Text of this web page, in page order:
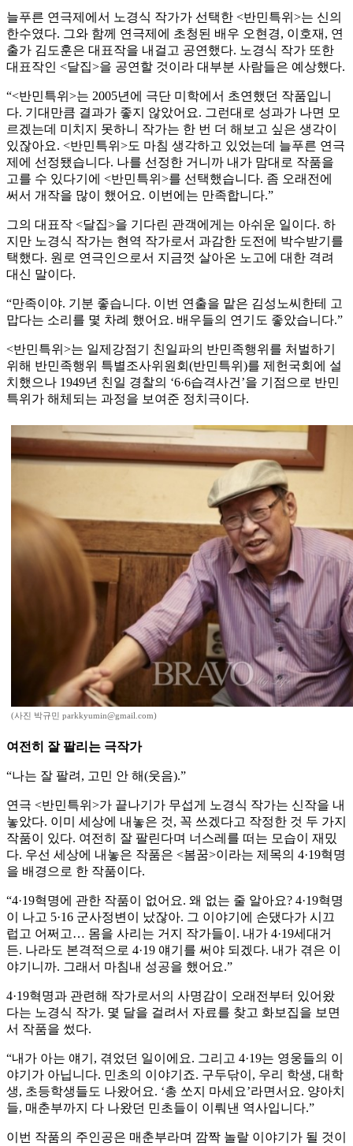
늘푸른 연극제에서 노경식 작가가 선택한 <반민특위>는 신의
한수였다. 그와 함께 연극제에 초청된 배우 오현경, 이호재, 연
출가 김도훈은 대표작을 내걸고 공연했다. 노경식 작가 또한
대표작인 <달집>을 공연할 것이라 대부분 사람들은 예상했다.
“<반민특위>는 2005년에 극단 미학에서 초연했던 작품입니
다. 기대만큼 결과가 좋지 않았어요. 그런대로 성과가 나면 모
르겠는데 미치지 못하니 작가는 한 번 더 해보고 싶은 생각이
있잖아요. <반민특위>도 마침 생각하고 있었는데 늘푸른 연극
제에 선정됐습니다. 나를 선정한 거니까 내가 맘대로 작품을
고를 수 있다기에 <반민특위>를 선택했습니다. 좀 오래전에
써서 개작을 많이 했어요. 이번에는 만족합니다.”
그의 대표작 <달집>을 기다린 관객에게는 아쉬운 일이다. 하
지만 노경식 작가는 현역 작가로서 과감한 도전에 박수받기를
택했다. 원로 연극인으로서 지금껏 살아온 노고에 대한 격려
대신 말이다.
“만족이야. 기분 좋습니다. 이번 연출을 맡은 김성노씨한테 고
맙다는 소리를 몇 차례 했어요. 배우들의 연기도 좋았습니다.”
<반민특위>는 일제강점기 친일파의 반민족행위를 처벌하기
위해 반민족행위 특별조사위원회(반민특위)를 제헌국회에 설
치했으나 1949년 친일 경찰의 ‘6·6습격사건’을 기점으로 반민
특위가 해체되는 과정을 보여준 정치극이다.
(사진 박규민 parkkyumin@gmail.com)
여전히 잘 팔리는 극작가
“나는 잘 팔려, 고민 안 해(웃음).”
연극 <반민특위>가 끝나기가 무섭게 노경식 작가는 신작을 내
놓았다. 이미 세상에 내놓은 것, 꼭 쓰겠다고 작정한 것 두 가지
작품이 있다. 여전히 잘 팔린다며 너스레를 떠는 모습이 재밌
다. 우선 세상에 내놓은 작품은 <봄꿈>이라는 제목의 4·19혁명
을 배경으로 한 작품이다.
“4·19혁명에 관한 작품이 없어요. 왜 없는 줄 알아요? 4·19혁명
이 나고 5·16 군사정변이 났잖아. 그 이야기에 손댔다가 시끄
럽고 어쩌고… 몸을 사리는 거지 작가들이. 내가 4·19세대거
든. 나라도 본격적으로 4·19 얘기를 써야 되겠다. 내가 겪은 이
야기니까. 그래서 마침내 성공을 했어요.”
4·19혁명과 관련해 작가로서의 사명감이 오래전부터 있어왔
다는 노경식 작가. 몇 달을 걸려서 자료를 찾고 화보집을 보면
서 작품을 썼다.
“내가 아는 얘기, 겪었던 일이에요. 그리고 4·19는 영웅들의 이
야기가 아닙니다. 민초의 이야기죠. 구두닦이, 우리 학생, 대학
생, 초등학생들도 나왔어요. ‘총 쏘지 마세요’라면서요. 양아치
들, 매춘부까지 다 나왔던 민초들이 이뤄낸 역사입니다.”
이번 작품의 주인공은 매춘부라며 깜짝 놀랄 이야기가 될 것이